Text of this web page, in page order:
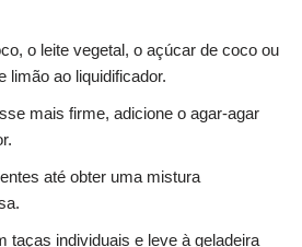
o leite vegetal, o açúcar de coco ou
limão ao liquidificador.
mais firme, adicione o agar-agar
até obter uma mistura
taças individuais e leve à geladeira